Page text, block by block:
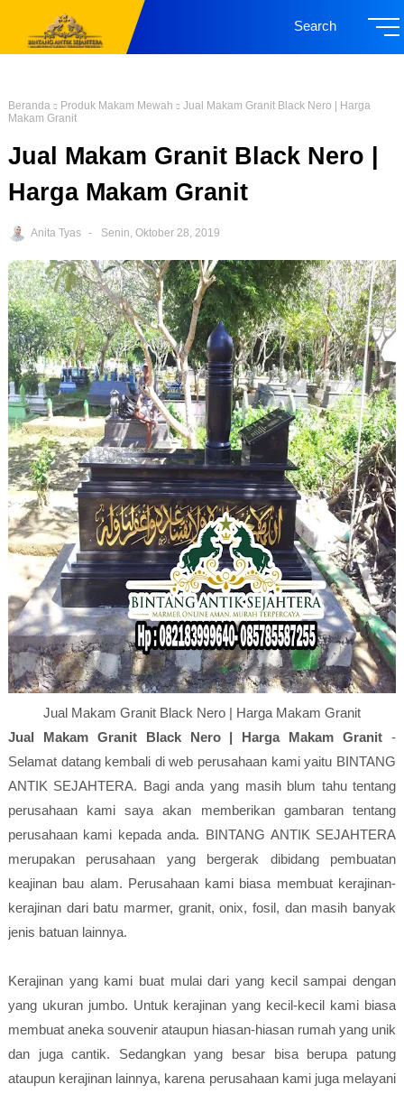
Search
Beranda Produk Makam Mewah
Jual Makam Granit Black Nero | Harga
Makam Granit
Jual Makam Granit Black Nero |
Harga Makam Granit
Anita Tyas Senin, Oktober 28, 2019
Jual Makam Granit Black Nero | Harga Makam Granit
Jual Makam Granit Black Nero | Harga Makam Granit -
Selamat datang kembali di web perusahaan kami yaitu BINTANG
ANTIK SEJAHTERA. Bagi anda yang masih blum tahu tentang
perusahaan kami saya akan memberikan gambaran tentang
perusahaan kami kepada anda. BINTANG ANTIK SEJAHTERA
merupakan perusahaan yang bergerak dibidang pembuatan
keajinan bau alam. Perusahaan kami biasa membuat kerajinan-
kerajinan dari batu marmer, granit, onix, fosil, dan masih banyak
jenis batuan lainnya.
Kerajinan yang kami buat mulai dari yang kecil sampai dengan
yang ukuran jumbo. Untuk kerajinan yang kecil-kecil kami biasa
membuat aneka souvenir ataupun hiasan-hiasan rumah yang unik
dan juga cantik. Sedangkan yang besar bisa berupa patung
ataupun kerajinan lainnya, karena perusahaan kami juga melayani